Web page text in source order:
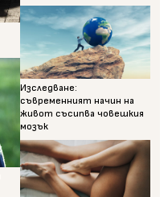
Изследване:
съвременният начин на
живот съсипва човешкия
мозък